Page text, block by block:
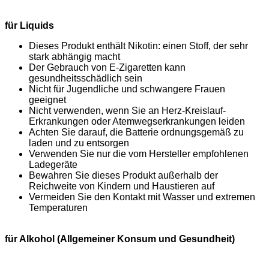
für Liquids
Dieses Produkt enthält Nikotin: einen Stoff, der sehr
stark abhängig macht
Der Gebrauch von E-Zigaretten kann
gesundheitsschädlich sein
Nicht für Jugendliche und schwangere Frauen
geeignet
Nicht verwenden, wenn Sie an Herz-Kreislauf-
Erkrankungen oder Atemwegserkrankungen leiden
Achten Sie darauf, die Batterie ordnungsgemäß zu
laden und zu entsorgen
Verwenden Sie nur die vom Hersteller empfohlenen
Ladegeräte
Bewahren Sie dieses Produkt außerhalb der
Reichweite von Kindern und Haustieren auf
Vermeiden Sie den Kontakt mit Wasser und extremen
Temperaturen
für Alkohol (Allgemeiner Konsum und Gesundheit)